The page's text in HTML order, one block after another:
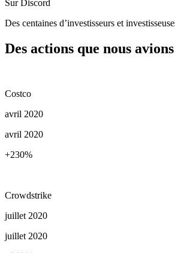
Sur Discord
Des centaines d’investisseurs et
Des actions que nous
Costco
avril 2020
avril 2020
+230%
Crowdstrike
juillet 2020
juillet 2020